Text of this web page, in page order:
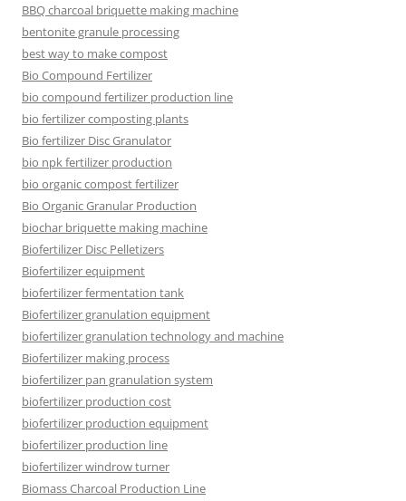
BBQ charcoal briquette making machine
bentonite granule processing
best way to make compost
Bio Compound Fertilizer
bio compound fertilizer production line
bio fertilizer composting plants
Bio fertilizer Disc Granulator
bio npk fertilizer production
bio organic compost fertilizer
Bio Organic Granular Production
biochar briquette making machine
Biofertilizer Disc Pelletizers
Biofertilizer equipment
biofertilizer fermentation tank
Biofertilizer granulation equipment
biofertilizer granulation technology and machine
Biofertilizer making process
biofertilizer pan granulation system
biofertilizer production cost
biofertilizer production equipment
biofertilizer production line
biofertilizer windrow turner
Biomass Charcoal Production Line